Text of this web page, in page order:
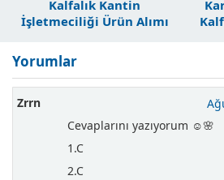
Kalfalık Kantin
İşletmeciliği Ürün Alımı
Yorumlar
Zrrn
Cevaplarını yazıyorum ☺️🌸
1.C
2.C